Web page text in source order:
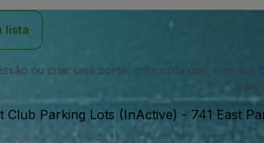
lista
ou criar uma conta, concorda com o nosso
Club Parking Lots (InActive) - 741 East